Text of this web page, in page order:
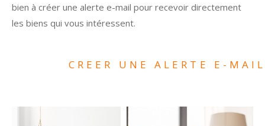
bien à créer une alerte e-mail pour recevoir directement
les biens qui vous intéressent.
CREER UNE ALERTE E-